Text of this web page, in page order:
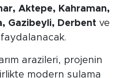
Aktepe, Kahraman,
Gazibeyli, Derbentve
arazileri, projenin
modern sulama